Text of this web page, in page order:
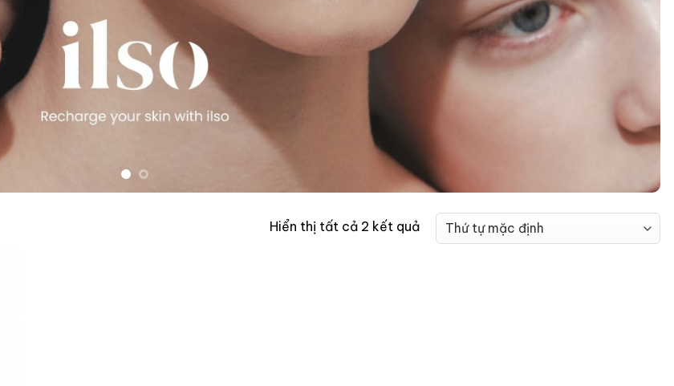
Hiển thị tất cả 2 kết quả